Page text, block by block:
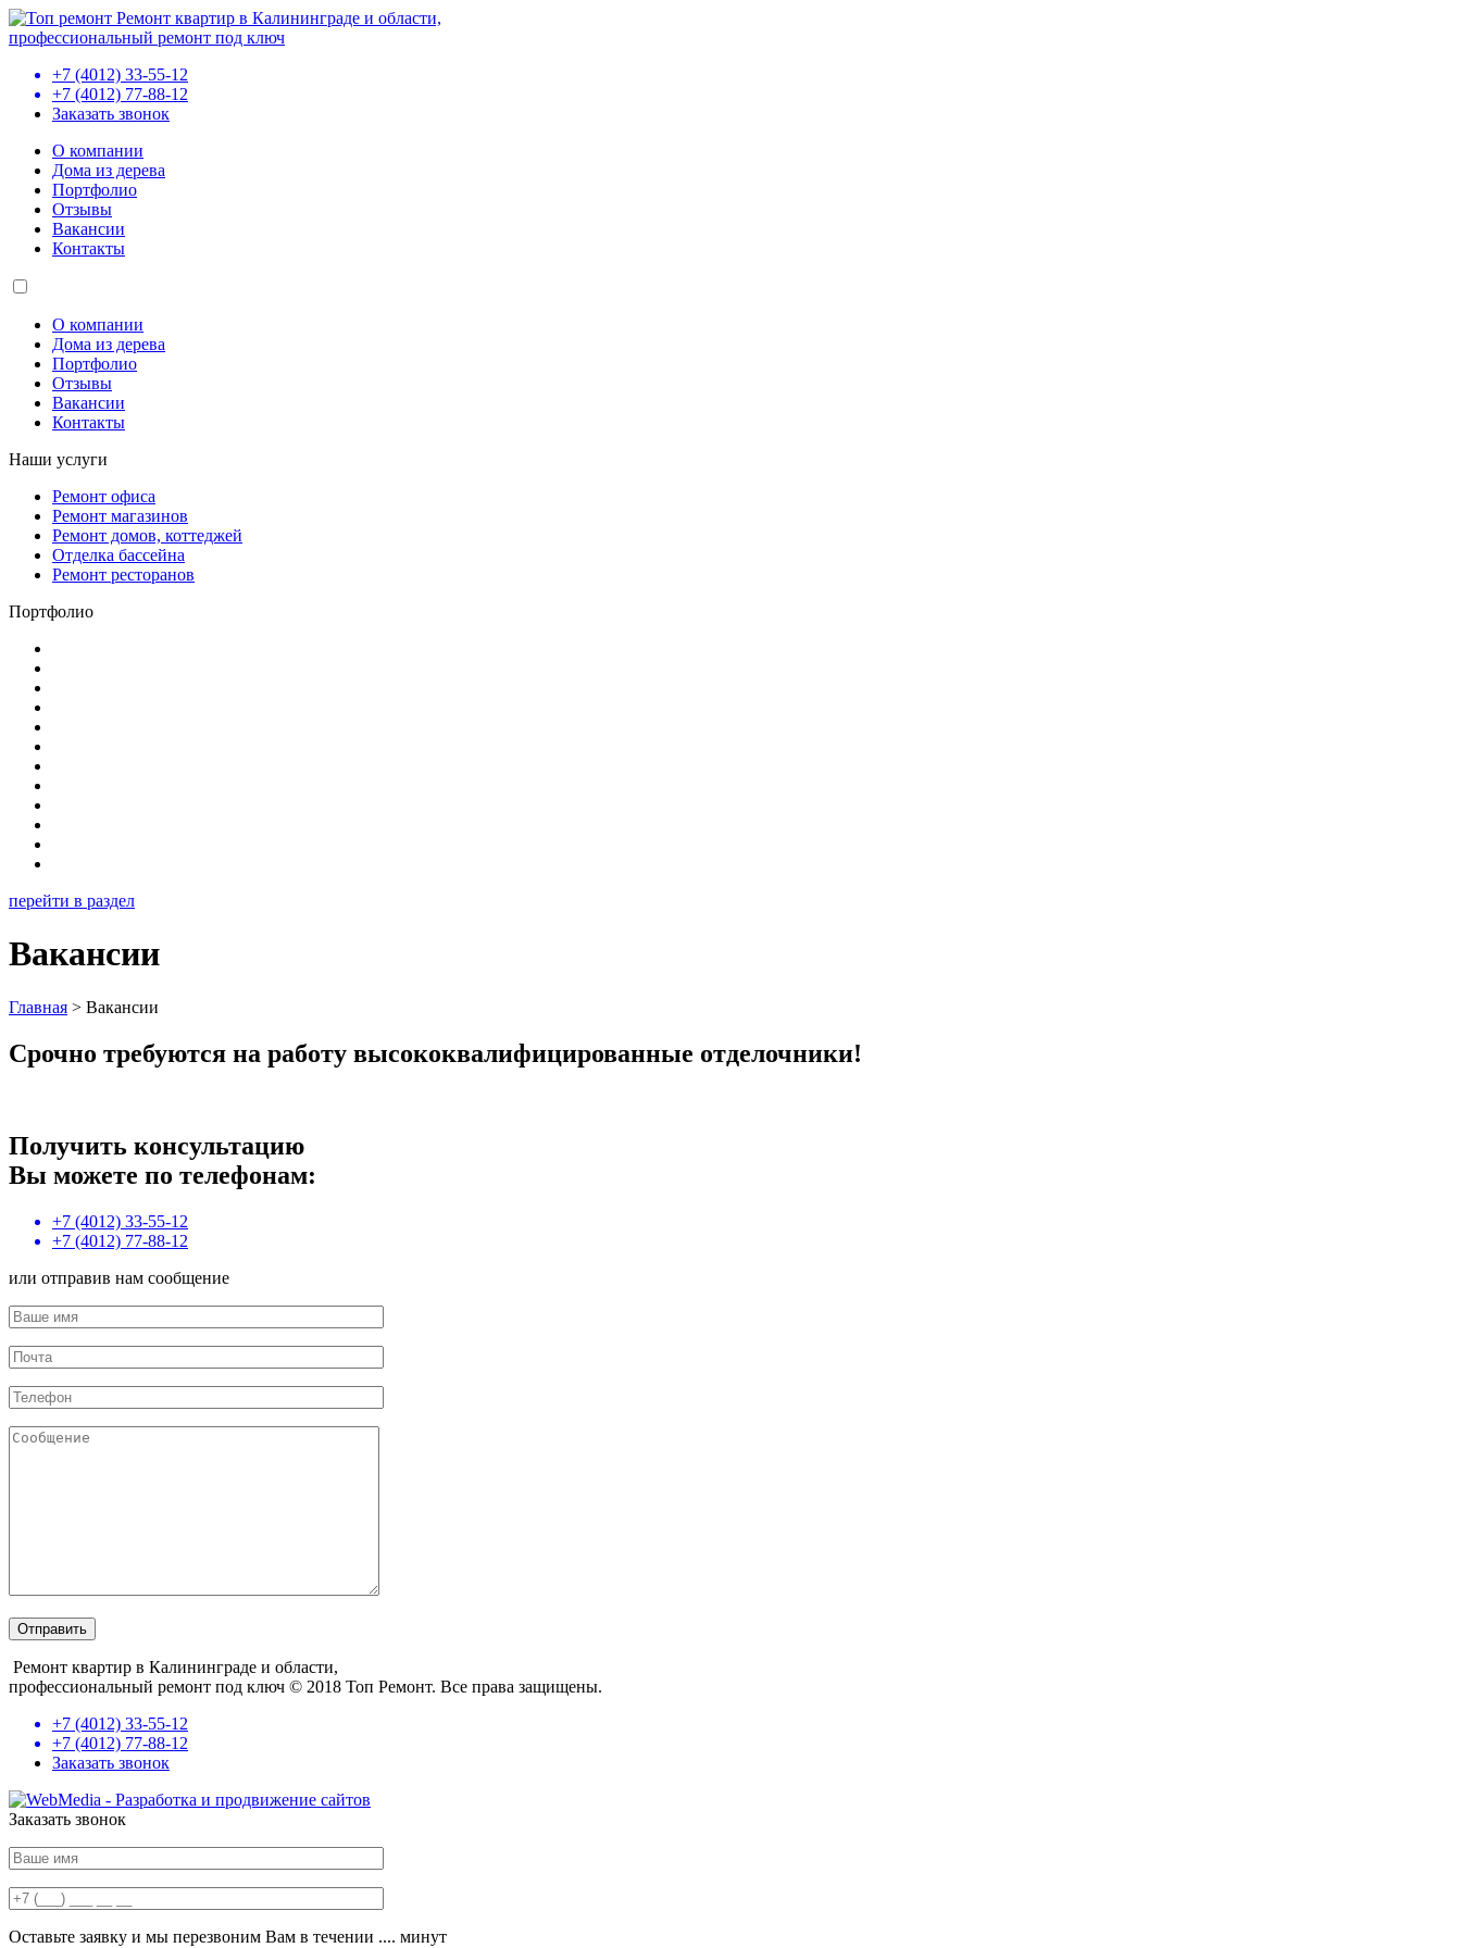
Ремонт квартир в Калининграде и области,
профессиональный ремонт под ключ
+7 (4012) 33-55-12
+7 (4012) 77-88-12
Заказать звонок
О компании
Дома из дерева
Портфолио
Отзывы
Вакансии
Контакты
О компании
Дома из дерева
Портфолио
Отзывы
Вакансии
Контакты
Наши услуги
Ремонт офиса
Ремонт магазинов
Ремонт домов, коттеджей
Отделка бассейна
Ремонт ресторанов
Портфолио
перейти в раздел
Вакансии
Главная > Вакансии
Срочно требуются на работу высококвалифицированные отделочники!
Получить консультацию
Вы можете по телефонам:
+7 (4012) 33-55-12
+7 (4012) 77-88-12
или отправив нам сообщение
Ремонт квартир в Калининграде и области,
профессиональный ремонт под ключ © 2018 Топ Ремонт. Все права защищены.
+7 (4012) 33-55-12
+7 (4012) 77-88-12
Заказать звонок
Заказать звонок
Оставьте заявку и мы перезвоним Вам в течении .... минут